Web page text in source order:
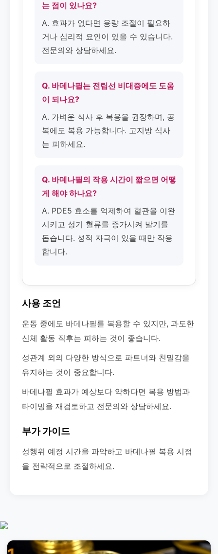
는 점이 있나요?
A. 효과가 없다면 용량 조절이 필요하
거나 심리적 요인이 있을 수 있습니다.
전문의와 상담하세요.
Q. 바데나필는 전립선 비대증에도 도움
이 되나요?
A. 가벼운 식사 후 복용을 권장하며, 공
복에도 복용 가능합니다. 고지방 식사
는 피하세요.
Q. 바데나필의 작용 시간이 짧으면 어떻
게 해야 하나요?
A. PDE5 효소를 억제하여 혈관을 이완
시키고 성기 혈류를 증가시켜 발기를
돕습니다. 성적 자극이 있을 때만 작용
합니다.
사용 조언
운동 중에도 바데나필를 복용할 수 있지만, 과도한
신체 활동 직후는 피하는 것이 좋습니다.
성관계 외의 다양한 방식으로 파트너와 친밀감을
유지하는 것이 중요합니다.
바데나필 효과가 예상보다 약하다면 복용 방법과
타이밍을 재검토하고 전문의와 상담하세요.
부가 가이드
성행위 예정 시간을 파악하고 바데나필 복용 시점
을 전략적으로 조절하세요.